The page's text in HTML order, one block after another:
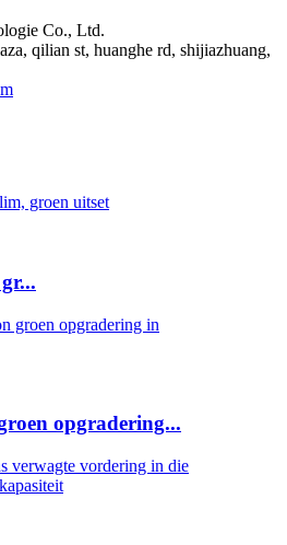
Co., Ltd.
qilian st, huanghe rd, shijiazhuang,
opgradering...